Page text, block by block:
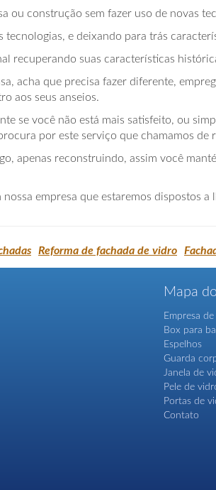
ou construção sem fazer uso de novas
tecnologias, e deixando para trás
recuperando suas características
acha que precisa fazer diferente,
aos seus anseios.
se você não está mais satisfeito, ou
por este serviço que chamamos de
apenas reconstruindo, assim você
empresa que estaremos dispostos
Reforma de fachada de vidro
Mapa
Empresa
Box para
Espelhos
Guarda
Janela de
Pele de
Portas de
Contato